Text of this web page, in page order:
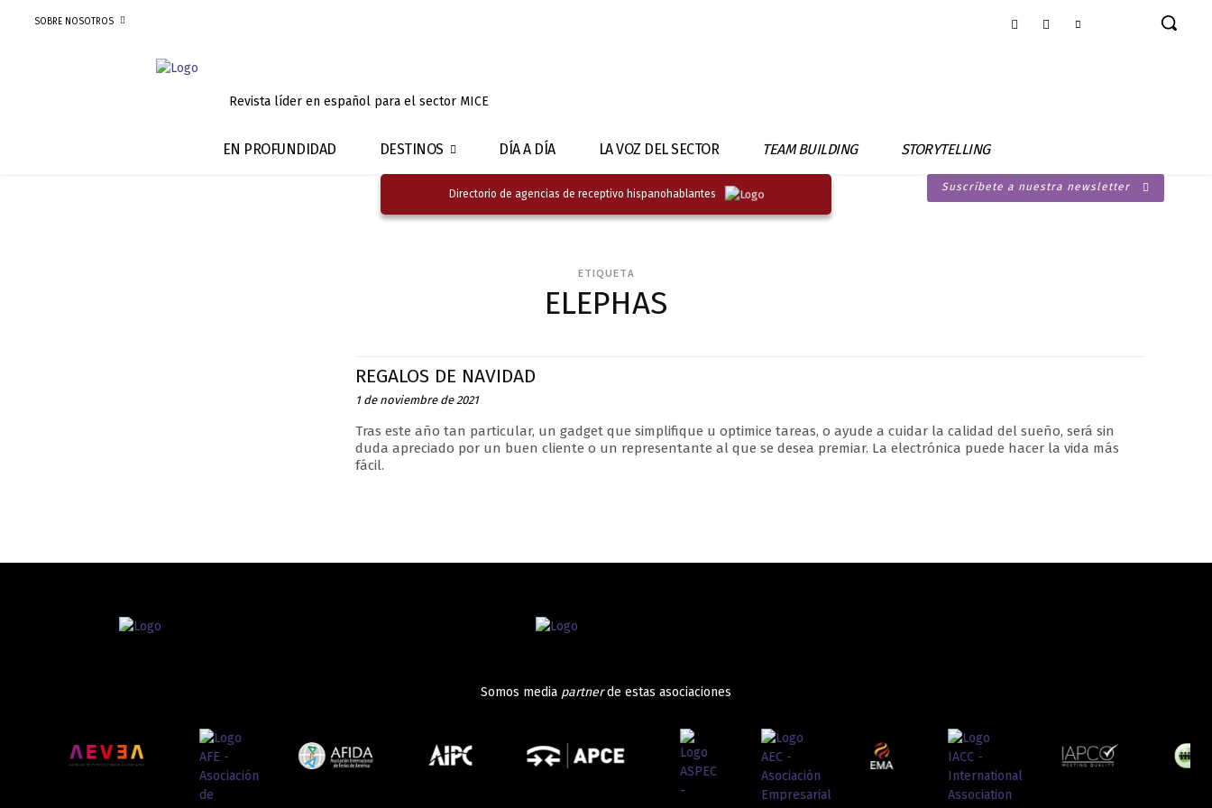
SOBRE NOSOTROS
Revista líder en español para el sector MICE
EN PROFUNDIDAD DESTINOS DÍA A DÍA LA VOZ DEL SECTOR TEAM BUILDING STORYTELLING
Directorio de agencias de receptivo hispanohablantes
Suscríbete a nuestra newsletter
ETIQUETA
ELEPHAS
REGALOS DE NAVIDAD
1 de noviembre de 2021
Tras este año tan particular, un gadget que simplifique u optimice tareas, o ayude a cuidar la calidad del sueño, será sin
duda apreciado por un buen cliente o un representante al que se desea premiar. La electrónica puede hacer la vida más
fácil.
Somos media partnerde estas asociaciones